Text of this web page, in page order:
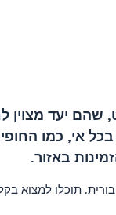
יעד
כמו
באזור.
תוכלו